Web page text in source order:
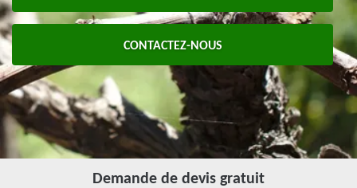
CONTACTEZ-NOUS
Demande de devis gratuit